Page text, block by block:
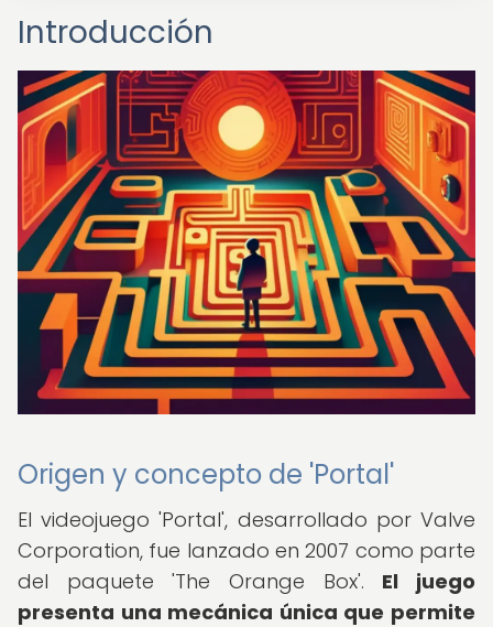
Introducción
Origen y concepto de 'Portal'
El videojuego 'Portal', desarrollado por Valve
Corporation, fue lanzado en 2007 como parte
del paquete 'The Orange Box'. El juego
presenta una mecánica única que permite